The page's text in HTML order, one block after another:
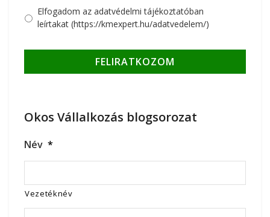
Elfogadom az adatvédelmi tájékoztatóban
leírtakat (https://kmexpert.hu/adatvedelem/)
Okos Vállalkozás blogsorozat
Név *
Vezetéknév